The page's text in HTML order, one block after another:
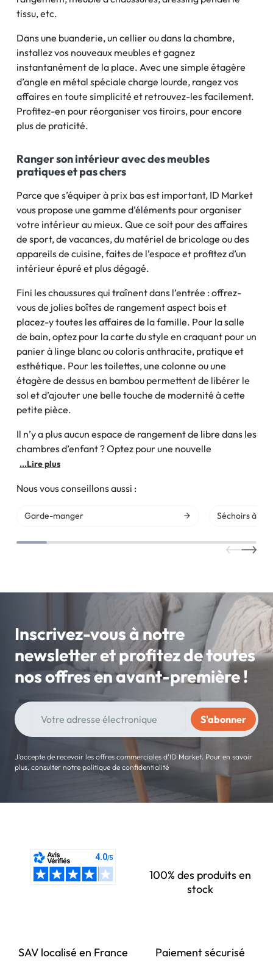
tissu, etc.
Dans une buanderie, un cellier ou dans la chambre,
installez vos nouveaux meubles et gagnez
instantanément de la place. Avec une simple étagère
d’angle en métal spéciale charge lourde, rangez vos
affaires en toute simplicité et retrouvez-les facilement.
Profitez-en pour réorganiser vos tiroirs, pour encore
plus de praticité.
Ranger son intérieur avec des meubles
pratiques et pas chers
Parce que s’équiper à prix bas est important, ID Market
vous propose une gamme d’éléments pour organiser
votre intérieur au mieux. Que ce soit pour des affaires
de sport, de vacances, du matériel de bricolage ou des
appareils de cuisine, faites de l’espace et profitez d’un
intérieur épuré et plus dégagé.
Fini les chaussures qui traînent dans l’entrée : offrez-
vous de jolies boîtes de rangement aspect bois et
placez-y toutes les affaires de la famille. Pour la salle
de bain, optez pour la carte du style en craquant pour un
panier à linge blanc ou coloris anthracite, pratique et
esthétique. Pour les toilettes, une colonne ou une
étagère de dessus en bambou permettent de libérer le
sol et d’ajouter une belle touche de modernité à cette
petite pièce.
Il n’y a plus aucun espace de rangement de libre dans les
chambres d’enfant ? Optez pour une nouvelle
...Lire plus
Nous vous conseillons aussi :
Garde-manger Séchoirs à
Inscrivez-vous à notre
newsletter et profitez de toutes
nos offres en avant-première !
J'accepte de recevoir les offres commerciales d'ID Market. Pour en savoir
plus, consulter notre politique de confidentialité
100% des produits en
stock
SAV localisé en France Paiement sécurisé